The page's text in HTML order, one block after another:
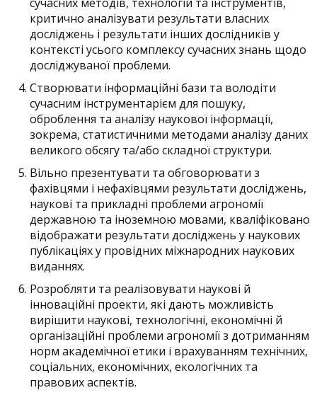
критично аналізувати результати власних
досліджень і результати інших дослідників у
контексті усього комплексу сучасних знань щодо
досліджуваної проблеми.
Створювати інформаційні бази та володіти
сучасним інструментарієм для пошуку,
оброблення та аналізу наукової інформації,
зокрема, статистичними методами аналізу даних
великого обсягу та/або складної структури.
Вільно презентувати та обговорювати з
фахівцями і нефахівцями результати досліджень,
наукові та прикладні проблеми агрономії
державною та іноземною мовами, кваліфіковано
відображати результати досліджень у наукових
публікаціях у провідних міжнародних наукових
виданнях.
Розробляти та реалізовувати наукові й
інноваційні проекти, які дають можливість
вирішити наукові, технологічні, економічні й
організаційні проблеми агрономії з дотриманням
норм академічної етики і врахуванням технічних,
соціальних, економічних, екологічних та
правових аспектів.